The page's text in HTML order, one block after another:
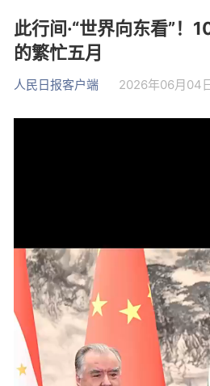
此行间·“世界向东看”！
的繁忙五月
人民日报客户端 2026年06月04